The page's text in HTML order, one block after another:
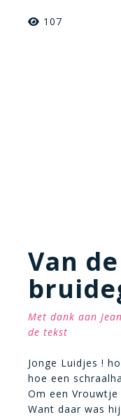
107
Van
Met dank aan
de tekst
Jonge Luidjes !
hoe een
Om een
Want daar was